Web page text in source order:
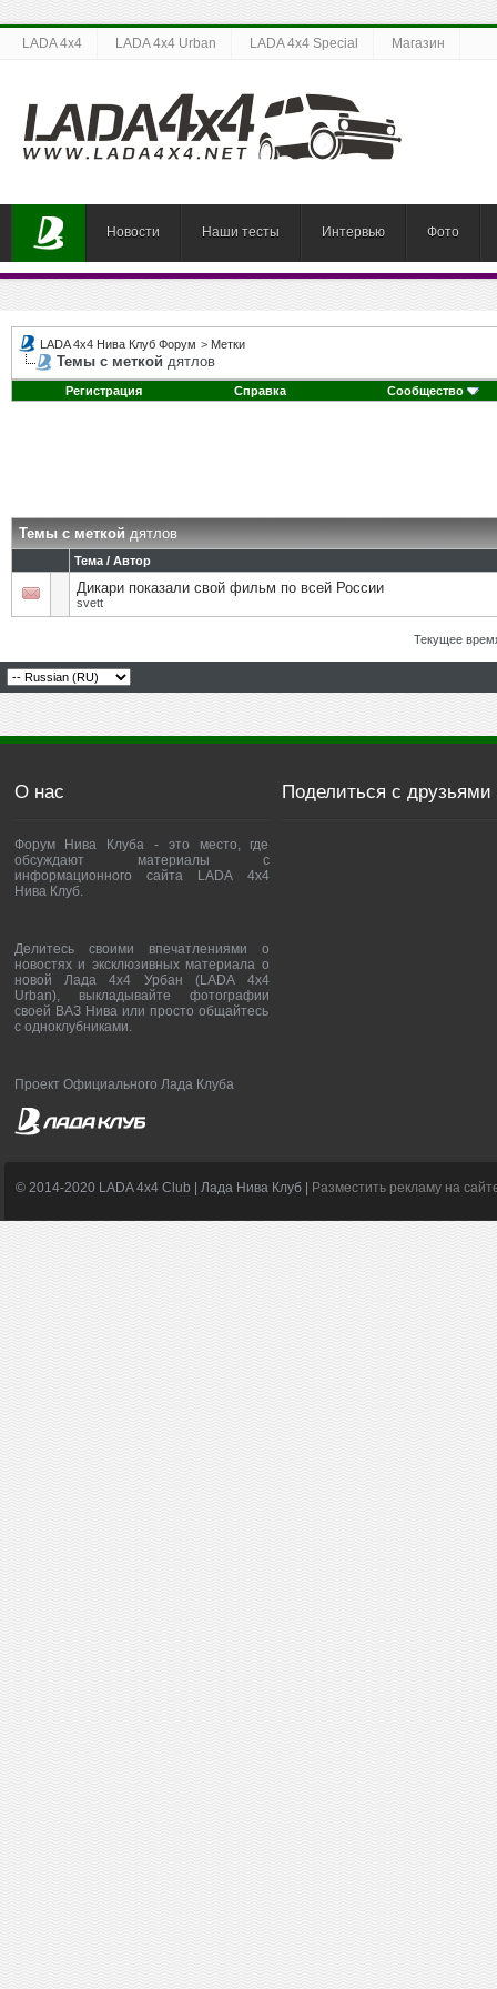
LADA 4x4 LADA 4x4 Urban LADA 4x4 Special Магазин
Новости Наши тесты Интервью Фото
LADA 4x4 Нива Клуб Форум > Метки
Темы с меткой дятлов
Регистрация Справка Сообщество
Темы с меткойдятлов
Тема / Автор
Дикари показали свой фильм по всей России
svett
Текущее
О нас
Форум Нива Клуба - это место, где
обсуждают материалы с
информационного сайта LADA 4x4
Нива Клуб.
Делитесь своими впечатлениями о
новостях и эксклюзивных материала о
новой Лада 4х4 Урбан (LADA 4x4
Urban), выкладывайте фотографии
своей ВАЗ Нива или просто общайтесь
с одноклубниками.
Проект Официального Лада Клуба
Поделиться с друзьями
© 2014-2020 LADA 4x4 Club | Лада Нива Клуб | Разместить рекламу на